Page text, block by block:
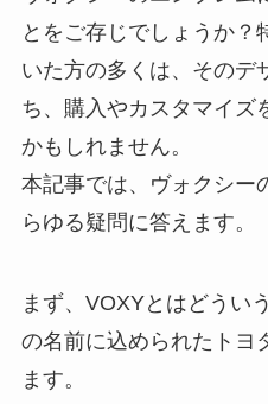
とをご存じでしょうか？
いた方の多くは、そのデ
ち、購入やカスタマイズ
かもしれません。
本記事では、ヴォクシー
らゆる疑問に答えます。
まず、VOXYとはどうい
の名前に込められたトヨ
ます。